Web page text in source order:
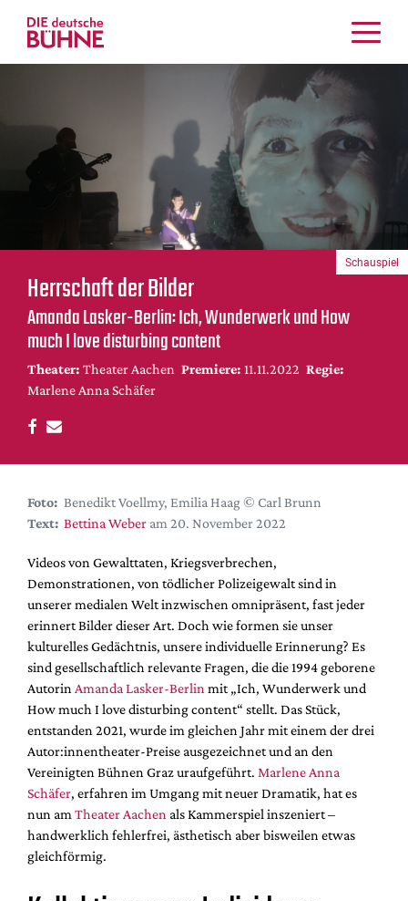
Musiktheater
Crossover
Bühnenwelt
Festivals & Veranstaltungen
Menschen & Theater
Themen
Internationales
Nachrufe
Medientipps
DdB-map
Festival-Planer
Alle Hefte
Leseproben
Podcast
Service
Shop / Abo
Newsletter
Redaktion
Autor:innen
Partner
Mediadaten
Suche
Herrschaft der Bilder
Amanda Lasker-Berlin: Ich, Wunderwerk und How
much I love disturbing content
Theater: Theater Aachen Premiere: 11.11.2022 Regie:
Marlene Anna Schäfer
Schauspiel
Foto: Benedikt Voellmy, Emilia Haag © Carl Brunn
Text: Bettina Weber am 20. November 2022
Videos von Gewalttaten, Kriegsverbrechen,
Demonstrationen, von tödlicher Polizeigewalt sind in
unserer medialen Welt inzwischen omnipräsent, fast jeder
erinnert Bilder dieser Art. Doch wie formen sie unser
kulturelles Gedächtnis, unsere individuelle Erinnerung? Es
sind gesellschaftlich relevante Fragen, die die 1994 geborene
Autorin Amanda Lasker-Berlin mit „Ich, Wunderwerk und
How much I love disturbing content“ stellt. Das Stück,
entstanden 2021, wurde im gleichen Jahr mit einem der drei
Autor:innentheater-Preise ausgezeichnet und an den
Vereinigten Bühnen Graz uraufgeführt. Marlene Anna
Schäfer, erfahren im Umgang mit neuer Dramatik, hat es
nun am Theater Aachen als Kammerspiel inszeniert –
handwerklich fehlerfrei, ästhetisch aber bisweilen etwas
gleichförmig.